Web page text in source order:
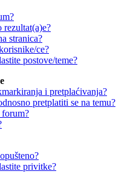
rezultat(a)e?
stranica?
ce?
postove/teme?
i pretplaćivanja?
pretplatiti se na temu?
privitke?